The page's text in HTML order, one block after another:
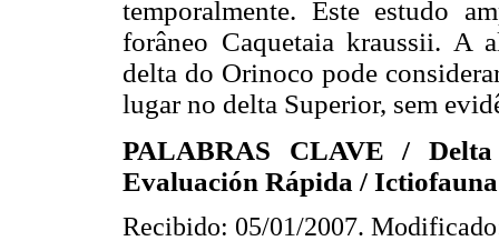
temporalmente. Este estudo
forâneo Caquetaia kraussii. A
delta do Orinoco pode
lugar no delta Superior, sem
PALABRAS CLAVE /
Evaluación Rápida / Ictiofauna
Recibido: 05/01/2007.